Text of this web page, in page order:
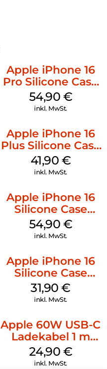
Apple iPhone 16
Pro Silicone Case
MagSafe Black
54,90 €
inkl. MwSt.
Apple iPhone 16
Plus Silicone Case
MagSafe Stone
Gray
41,90 €
inkl. MwSt.
Apple iPhone 16
Silicone Case
MagSafe Lake
Green
54,90 €
inkl. MwSt.
Apple iPhone 16
Silicone Case
MagSafe Fuchsia
31,90€
inkl. MwSt.
Apple 60W USB-C
Ladekabel 1 m
Weiß
24,90 €
inkl. MwSt.